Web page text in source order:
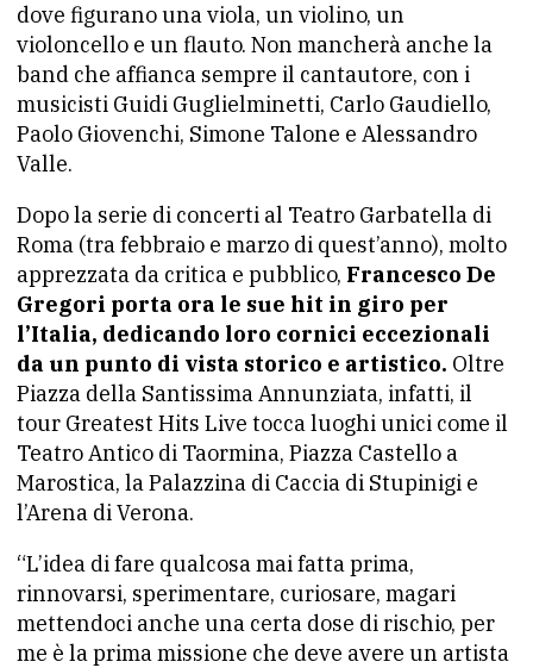
dove figurano una viola, un violino, un
violoncello e un flauto. Non mancherà anche la
band che affianca sempre il cantautore, con i
musicisti Guidi Guglielminetti, Carlo Gaudiello,
Paolo Giovenchi, Simone Talone e Alessandro
Valle.
Dopo la serie di concerti al Teatro Garbatella di
Roma (tra febbraio e marzo di quest’anno), molto
apprezzata da critica e pubblico, Francesco De
Gregori porta ora le sue hit in giro per
l’Italia, dedicando loro cornici eccezionali
da un punto di vista storico e artistico. Oltre
Piazza della Santissima Annunziata, infatti, il
tour Greatest Hits Live tocca luoghi unici come il
Teatro Antico di Taormina, Piazza Castello a
Marostica, la Palazzina di Caccia di Stupinigi e
l’Arena di Verona.
“L’idea di fare qualcosa mai fatta prima,
rinnovarsi, sperimentare, curiosare, magari
mettendoci anche una certa dose di rischio, per
me è la prima missione che deve avere un artista